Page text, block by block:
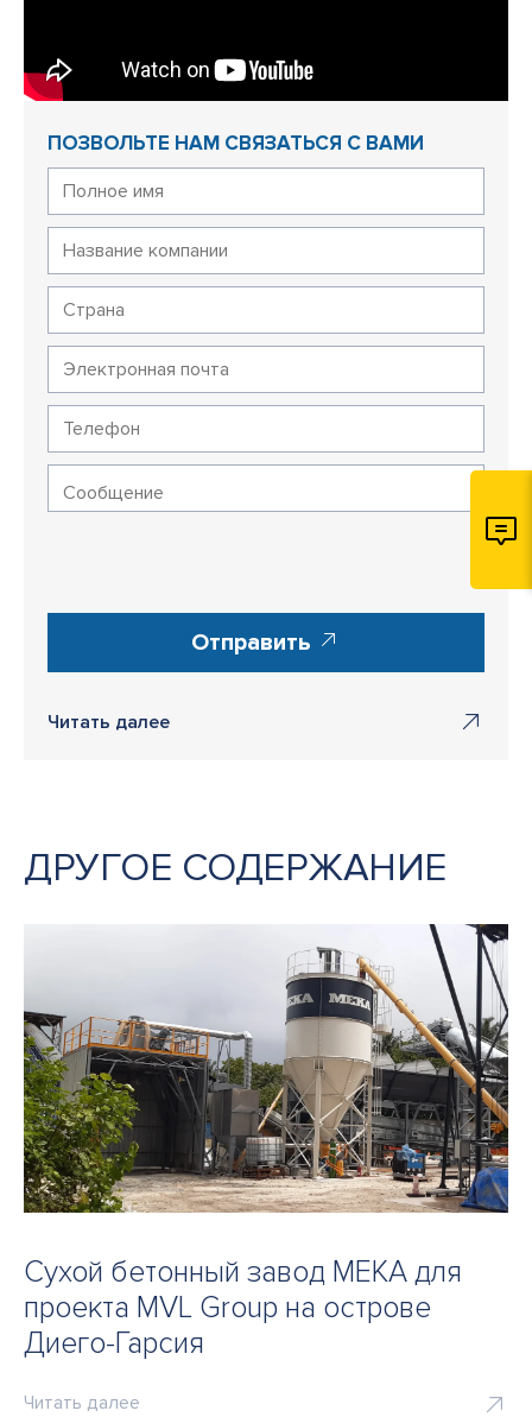
ПОЗВОЛЬТЕ НАМ СВЯЗАТЬСЯ С ВАМИ
Отправить
Читать далее
ДРУГОЕ СОДЕРЖАНИЕ
Сухой бетонный завод MEKA для
проекта MVL Group на острове
Диего-Гарсия
Читать далее